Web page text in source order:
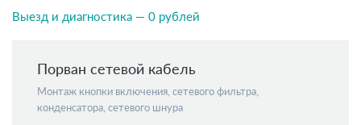
Выезд и диагностика — 0 рублей
Порван сетевой кабель
Монтаж кнопки включения, сетевого фильтра,
конденсатора, сетевого шнура